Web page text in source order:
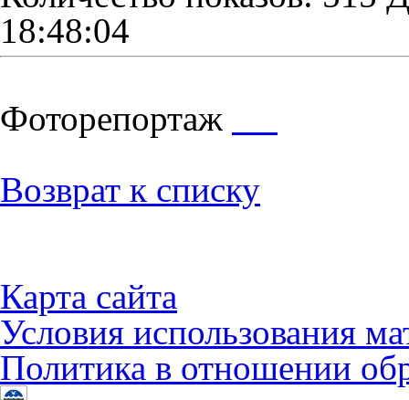
18:48:04
Фоторепортаж
Возврат к списку
Карта сайта
Условия использования
Политика в отношении